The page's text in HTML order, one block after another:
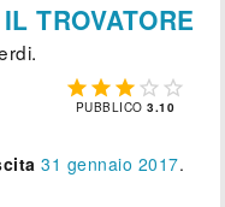
TROVATORE
    
PUBBLICO3.10
31 gennaio 2017.